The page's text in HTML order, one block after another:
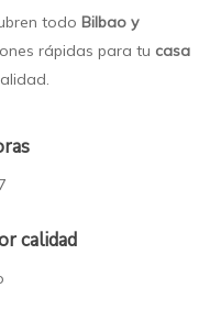
todo Bilbao y
rápidas para tu casa
calidad